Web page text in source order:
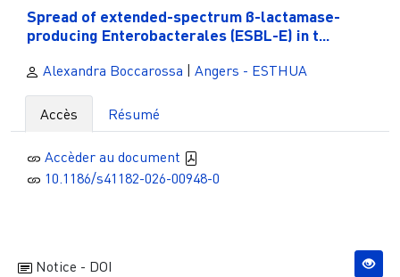
Spread of extended-spectrum β-lactamase-
producing Enterobacterales (ESBL-E) in t...
Alexandra Boccarossa | Angers - ESTHUA
Accès Résumé
Accèder au document
10.1186/s41182-026-00948-0
Notice - DOI